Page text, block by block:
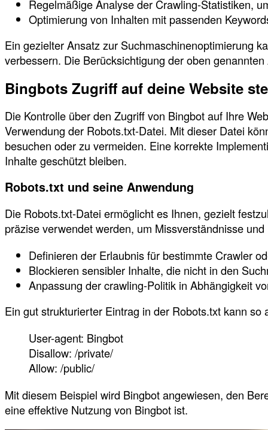
Regelmäßige Analyse der Crawling-Statistiken,
Optimierung von Inhalten mit passenden
Ein gezielter Ansatz zur Suchmaschinenoptimierung
verbessern. Die Berücksichtigung der oben
Bingbots Zugriff auf deine Website
Die Kontrolle über den Zugriff von Bingbot auf Ihre
Verwendung der Robots.txt-Datei. Mit dieser Datei
besuchen oder zu vermeiden. Eine korrekte
Inhalte geschützt bleiben.
Robots.txt und seine Anwendung
Die Robots.txt-Datei ermöglicht es Ihnen, gezielt
präzise verwendet werden, um Missverständnisse
Definieren der Erlaubnis für bestimmte Crawler
Blockieren sensibler Inhalte, die nicht in den
Anpassung der crawling-Politik in Abhängigkeit
Ein gut strukturierter Eintrag in der Robots.txt kann so
User-agent: Bingbot
Disallow: /private/
Allow: /public/
Mit diesem Beispiel wird Bingbot angewiesen, den
eine effektive Nutzung von Bingbot ist.